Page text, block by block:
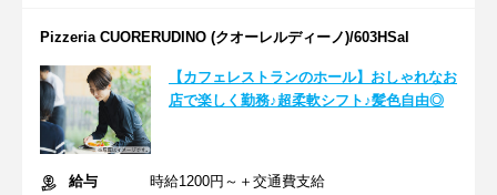
Pizzeria CUORERUDINO (クオーレルディーノ)/603HSal
【カフェレストランのホール】おしゃれなお
店で楽しく勤務♪超柔軟シフト♪髪色自由◎
給与
時給1200円～＋交通費支給